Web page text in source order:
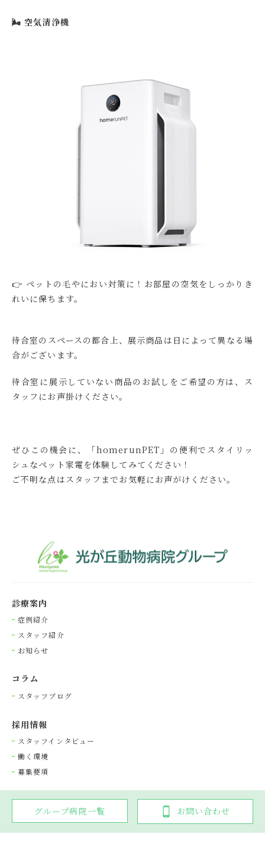
🌬️ 空気清浄機
👉 ペットの毛やにおい対策に！お部屋の空気をしっかりき
れいに保ちます。
待合室のスペースの都合上、展示商品は日によって異なる場
合がございます。
待合室に展示していない商品のお試しをご希望の方は、ス
タッフにお声掛けください。
ぜひこの機会に、「homerunPET」の便利でスタイリッ
シュなペット家電を体験してみてください！
ご不明な点はスタッフまでお気軽にお声がけください。
診療案内
症例紹介
スタッフ紹介
お知らせ
コラム
スタッフブログ
採⽤情報
スタッフインタビュー
働く環境
募集要項
Copyright © 光が丘動物病院グループ. All rights reserved.
グループ病院一覧 お問い合わせ